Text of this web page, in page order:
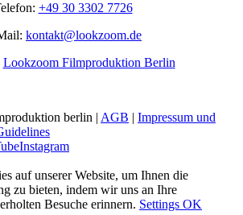
+49 30 3302 7726
kontakt@lookzoom.de
Lookzoom Filmproduktion Berlin
berlin | AGB | Impressum und
Instagram
auf unserer Website, um Ihnen die
zu bieten, indem wir uns an Ihre
Besuche erinnern. Settings OK